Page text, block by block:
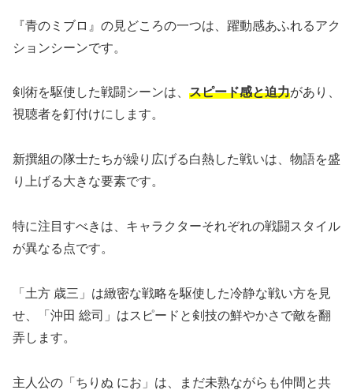
『青のミブロ』の見どころの一つは、躍動感あふれるアク
ションシーンです。
剣術を駆使した戦闘シーンは、 スピード感と迫力があり、
視聴者を釘付けにします。
新撰組の隊士たちが繰り広げる白熱した戦いは、物語を盛
り上げる大きな要素です。
特に注目すべきは、キャラクターそれぞれの戦闘スタイル
が異なる点です。
「土方 歳三」は緻密な戦略を駆使した冷静な戦い方を見
せ、「沖田 総司」はスピードと剣技の鮮やかさで敵を翻
弄します。
主人公の「ちりぬ にお」は、まだ未熟ながらも仲間と共